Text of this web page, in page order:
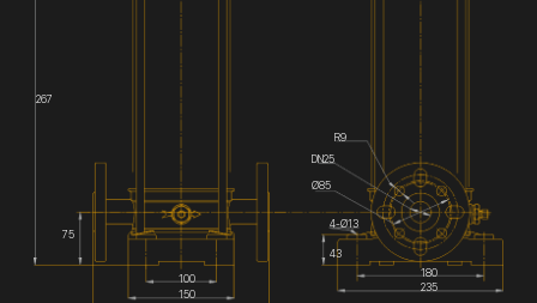
DN25
267
75
100
150
180
235
43
4-Ø13
Ø85
R9